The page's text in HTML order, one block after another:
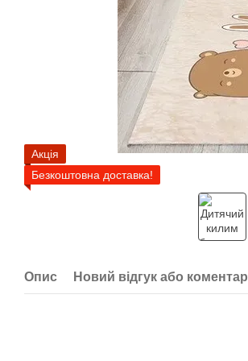
Акція
Безкоштовна доставка!
Опис Новий відгук або коментар